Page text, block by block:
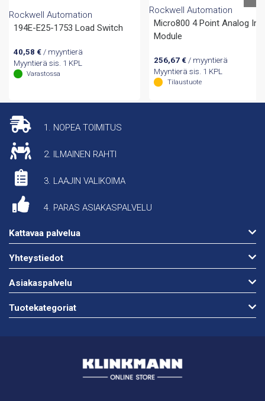
Rockwell Automation
194E-E25-1753 Load Switch
40,58 €/ myyntierä
Myyntierä sis. 1 KPL
Varastossa
Rockwell Automation
Micro800 4 Point Analog
Module
256,67 € / myyntierä
Myyntierä sis. 1 KPL
Tilaustuote
1. NOPEA TOIMITUS
2. ILMAINEN RAHTI
3. LAAJIN VALIKOIMA
4. PARAS ASIAKASPALVELU
Kattavaa palvelua
Yhteystiedot
Asiakaspalvelu
Tuotekategoriat